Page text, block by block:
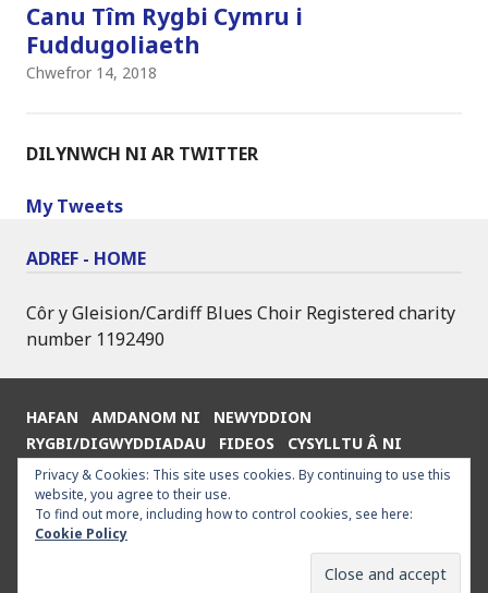
Canu Tîm Rygbi Cymru i
Fuddugoliaeth
Chwefror 14, 2018
DILYNWCH NI AR TWITTER
My Tweets
ADREF - HOME
Côr y Gleision/Cardiff Blues Choir Registered charity
number 1192490
HAFAN AMDANOM NI
NEWYDDION
RYGBI/DIGWYDDIADAU
FIDEOS
CYSYLLTU Â NI
ENGLISH
Theme: Goran by
Privacy & Cookies: This site uses cookies. By continuing to use this
website, you agree to their use.
To find out more, including how to control cookies, see here:
Cookie Policy